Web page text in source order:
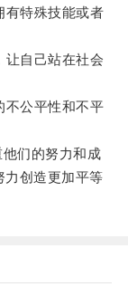
特殊技能或者
自己站在社会
公平性和不平
们的努力和成
力创造更加平等